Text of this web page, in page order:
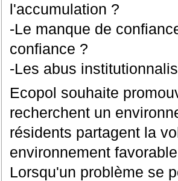
l'accumulation ?
-Le manque de
confiance ?
-Les abus
Ecopol souhaite
recherchent un
résidents partagent la
environnement
Lorsqu'un problème se